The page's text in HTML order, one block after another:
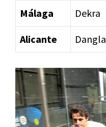
Málaga Dekra
Alicante Dangla